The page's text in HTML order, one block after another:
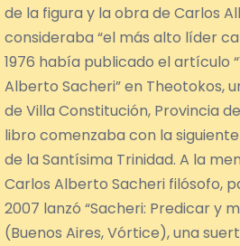
de la figura y la obra de Carlos
consideraba “el más alto líder
1976 había publicado el artículo
Alberto Sacheri” en Theotokos,
de Villa Constitución, Provincia
libro comenzaba con la
de la Santísima Trinidad. A la
Carlos Alberto Sacheri filósofo,
2007 lanzó “Sacheri: Predicar y
(Buenos Aires, Vórtice), una